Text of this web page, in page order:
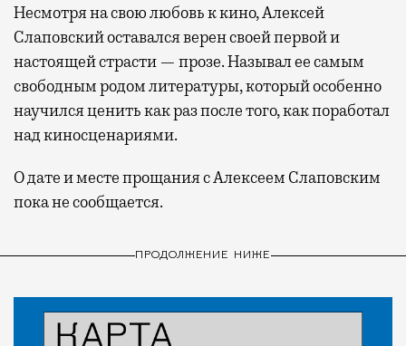
Несмотря на свою любовь к кино, Алексей
Слаповский оставался верен своей первой и
настоящей страсти — прозе. Называл ее самым
свободным родом литературы, который особенно
научился ценить как раз после того, как поработал
над киносценариями.
О дате и месте прощания с Алексеем Слаповским
пока не сообщается.
ПРОДОЛЖЕНИЕ НИЖЕ